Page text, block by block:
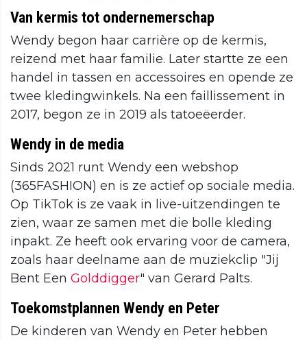
Van kermis tot ondernemerschap
Wendy begon haar carrière op de kermis,
reizend met haar familie. Later startte ze een
handel in tassen en accessoires en opende ze
twee kledingwinkels. Na een faillissement in
2017, begon ze in 2019 als tatoeëerder.
Wendy in de media
Sinds 2021 runt Wendy een webshop
(365FASHION) en is ze actief op sociale media.
Op TikTok is ze vaak in live-uitzendingen te
zien, waar ze samen met die bolle kleding
inpakt. Ze heeft ook ervaring voor de camera,
zoals haar deelname aan de muziekclip "Jij
Bent Een Golddigger" van Gerard Palts.
Toekomstplannen Wendy en Peter
De kinderen van Wendy en Peter hebben